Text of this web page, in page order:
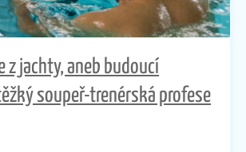
z jachty, aneb budoucí
soupeř-trenérská profese